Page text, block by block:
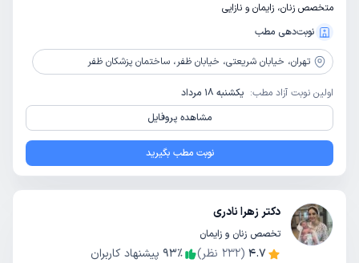
متخصص زنان، زایمان و نازایی
نوبت‌دهی مطب
تهران، خیابان شریعتی، خیابان ظفر، ساختمان پزشکان ظفر
اولین نوبت آزاد مطب: یکشنبه 18 مرداد
مشاهده پروفایل
نوبت مطب بگیرید
دکتر زهرا نادری
تخصص زنان و زایمان
4.7
(
232 نظر) 93٪
پیشنهاد کاربران